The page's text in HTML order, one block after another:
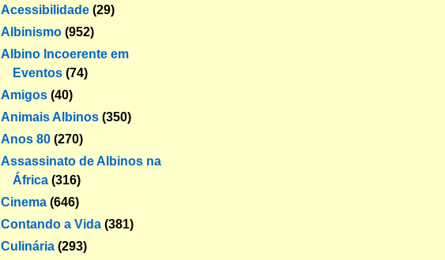
Acessibilidade (29)
Albinismo (952)
Albino Incoerente em
Eventos (74)
Amigos (40)
Animais Albinos (350)
Anos 80 (270)
Assassinato de Albinos na
África (316)
Cinema (646)
Contando a Vida (381)
Culinária (293)